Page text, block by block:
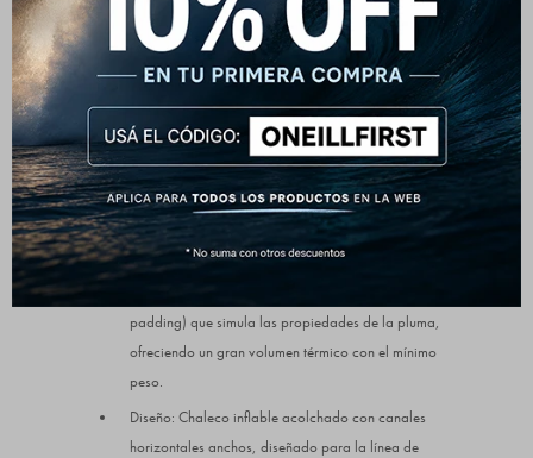
aporta un aire natural, descontracturado y muy en
tendencia para esta temporada.
Detalles que marcan la diferencia:
Material Exterior: 100% Poliéster de alta densidad,
suave al tacto y altamente resistente al viento.
Forro Interno: 100% Poliéster liviano de textura lisa
en color negro.
padding) que simula las propiedades de la pluma,
ofreciendo un gran volumen térmico con el mínimo
peso.
Diseño: Chaleco inflable acolchado con canales
horizontales anchos, diseñado para la línea de